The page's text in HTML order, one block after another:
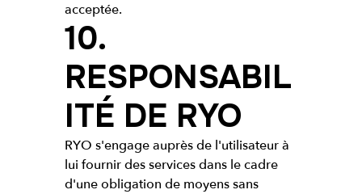
acceptée.
10.
RESPONSABIL
ITÉ DE RYO
RYO s'engage auprès de l'utilisateur à
lui fournir des services dans le cadre
d'une obligation de moyens sans